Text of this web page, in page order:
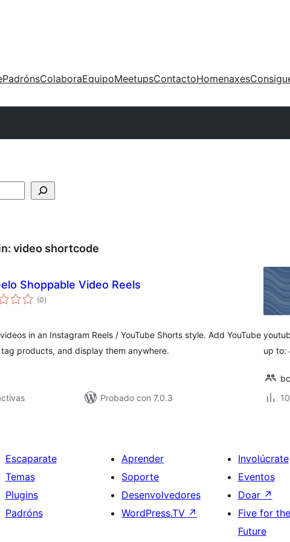
PadrónsColaboraEquipoMeetupsContactoHomenaxes
video shortcode
Shoppable Video Reels
(0valoracións
totais
)
in an Instagram Reels / YouTube Shorts style. Add YouTube
products, and display them anywhere.
Probado con 7.0.3
up to:
Escaparate
Temas
Plugins
Padróns
Aprender
Soporte
Desenvolvedores
WordPress.TV ↗
Involúcrate
Eventos
Doar ↗
Five for the
Future